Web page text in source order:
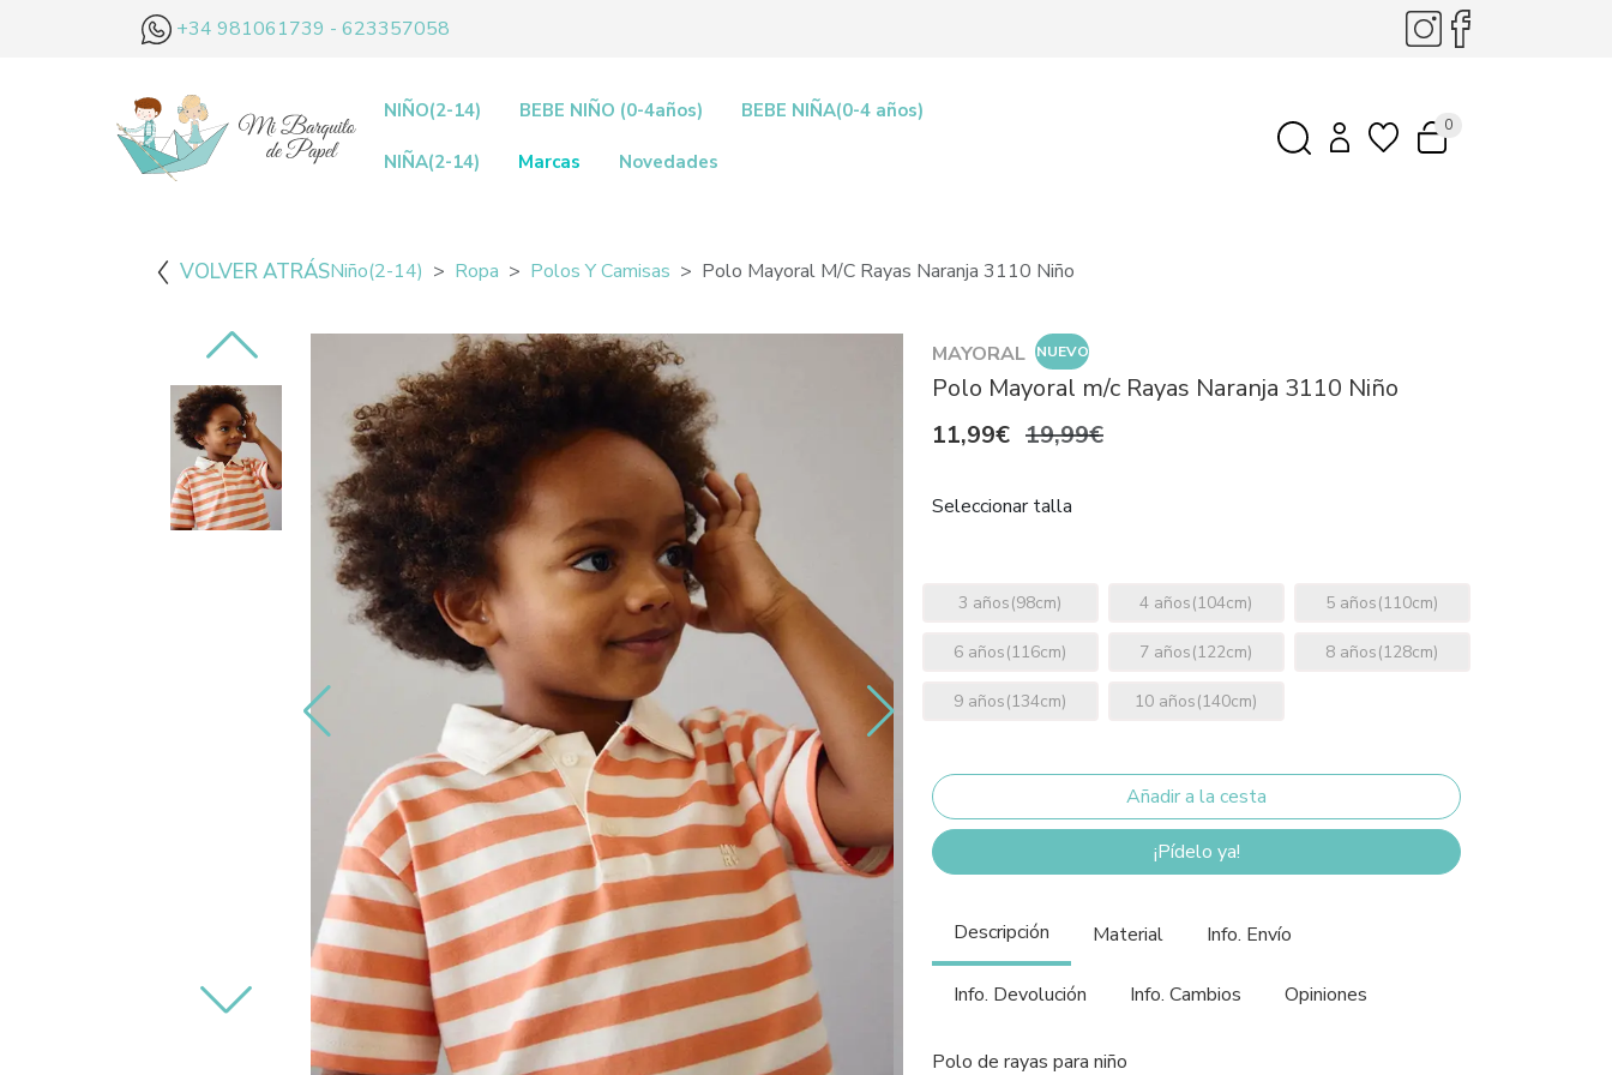
+34 981061739 - 623357058
NIÑO(2-14) BEBE NIÑO (0-4años) BEBE NIÑA(0-4 años)
NIÑA(2-14) Marcas Novedades
0
VOLVER ATRÁSNiño(2-14) Ropa Polos Y Camisas Polo Mayoral M/c Rayas Naranja 3110 Niño
MAYORAL NUEVO
Polo Mayoral m/c Rayas Naranja 3110 Niño
11,99€ 19,99€
Seleccionar talla
3 años(98cm) 4 años(104cm) 5 años(110cm)
6 años(116cm) 7 años(122cm) 8 años(128cm)
9 años(134cm) 10 años(140cm)
¡Pídelo ya!
Descripción Material Info. Envío
Info. Devolución Info. Cambios Opiniones
Polo de rayas para niño